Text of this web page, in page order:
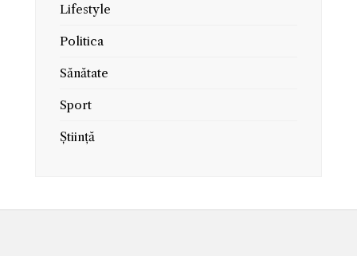
Lifestyle
Politica
Sănătate
Sport
Știință